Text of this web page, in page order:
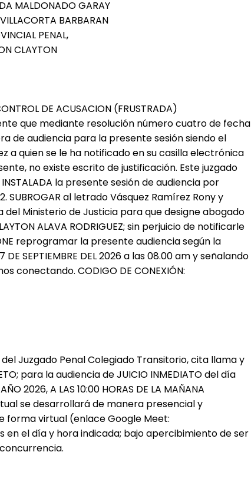
MALDONADO GARAY
BARBARAN
PENAL,
CLAYTON
DE ACUSACION (FRUSTRADA)
que mediante resolución número cuatro de fecha
de audiencia para la presente sesión siendo el
a quien se le ha notificado en su casilla electrónica
no existe escrito de justificación. Este juzgado
INSTALADA la presente sesión de audiencia por
al letrado Vásquez Ramírez Rony y
Ministerio de Justicia para que designe abogado
ALAVA RODRIGUEZ; sin perjuicio de notificarle
reprogramar la presente audiencia según la
SEPTIEMBRE DEL 2026 a las 08.00 am y señalando
conectando. CODIGO DE CONEXIÓN:
Juzgado Penal Colegiado Transitorio, cita llama y
para la audiencia de JUICIO INMEDIATO del día
2026, A LAS 10:00 HORAS DE LA MAÑANA
se desarrollará de manera presencial y
forma virtual (enlace Google Meet:
el día y hora indicada; bajo apercibimiento de ser